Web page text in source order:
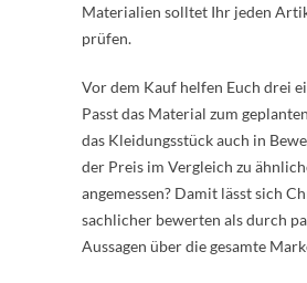
Materialien solltet Ihr jeden
prüfen.
Vor dem Kauf helfen Euch drei
Passt das Material zum
das Kleidungsstück auch in
der Preis im Vergleich zu
angemessen? Damit lässt sich
sachlicher bewerten als durch
Aussagen über die gesamte